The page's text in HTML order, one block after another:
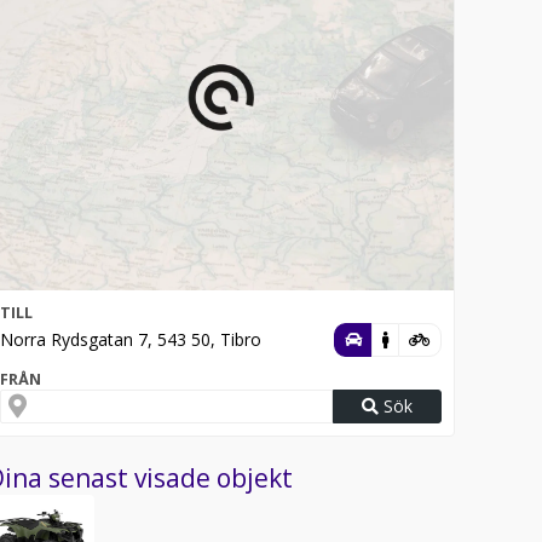
TILL
Norra Rydsgatan 7, 543 50, Tibro
FRÅN
Sök
senast visade objekt